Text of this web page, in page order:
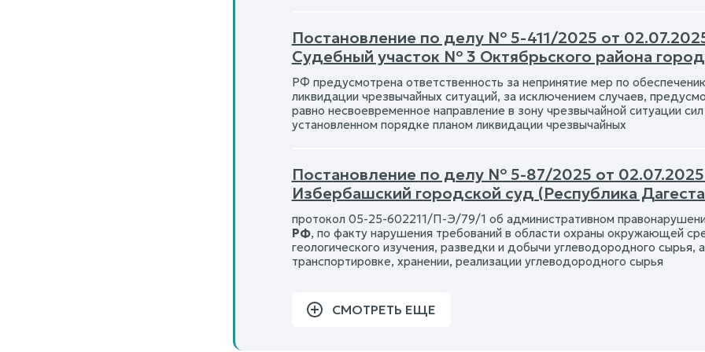
Постановление по делу № 5-411/2025 от
Судебный участок № 3 Октябрьского района
РФ предусмотрена ответственность за непринятие мер по
ликвидации чрезвычайных ситуаций, за исключением случаев,
равно несвоевременное направление в зону чрезвычайной ситуации
установленном порядке планом ликвидации чрезвычайных
Постановление по делу № 5-87/2025 от
Избербашский городской суд (Республика
протокол 05-25-602211/П-Э/79/1 об административном
РФ, по факту нарушения требований в области охраны окружающей
геологического изучения, разведки и добычи углеводородного
транспортировке, хранении, реализации углеводородного сырья
СМОТРЕТЬ ЕЩЕ